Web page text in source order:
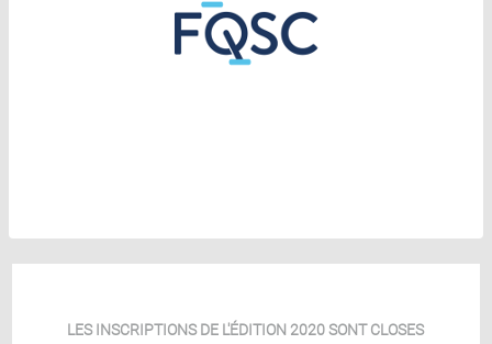
LES INSCRIPTIONS DE L'ÉDITION 2020 SONT CLOSES